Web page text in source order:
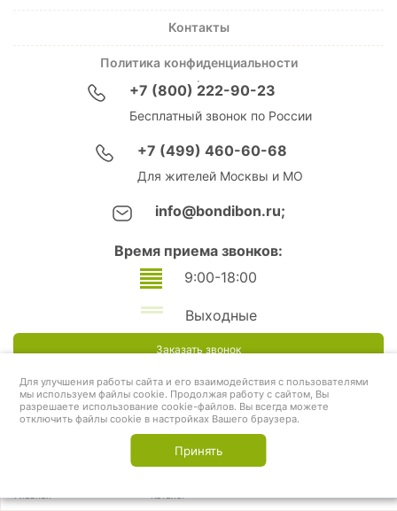
Контакты
Политика конфиденциальности
+7 (800) 222-90-23
Бесплатный звонок по России
+7 (499) 460-60-68
Для жителей Москвы и МО
info@bondibon.ru;
Время приема звонков:
9:00-18:00
Выходные
Заказать звонок
Для улучшения работы сайта и его взаимодействия с пользователями
мы используем файлы cookie. Продолжая работу с сайтом, Вы
разрешаете использование cookie-файлов. Вы всегда можете
отключить файлы cookie в настройках Вашего браузера.
Принять